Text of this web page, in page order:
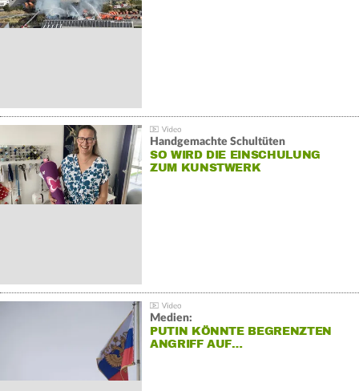
Handgemachte Schultüten
SO WIRD DIE EINSCHULUNG
ZUM KUNSTWERK
Medien:
PUTIN KÖNNTE BEGRENZTEN
ANGRIFF AUF…